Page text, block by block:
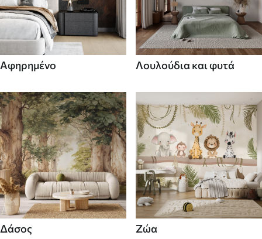
Αφηρημένο Λουλούδια και φυτά
Δάσος Ζώα